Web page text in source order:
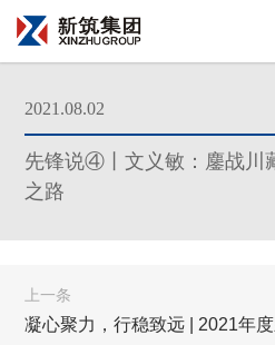
2021.08.02
先锋说④丨文义敏：鏖战川
之路
上一条
凝心聚力，行稳致远 | 2021年